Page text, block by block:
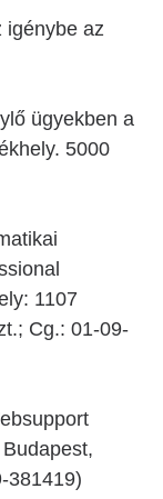
igénybe az
ügyekben a
5000
1107
Cg.: 01-09-
381419)